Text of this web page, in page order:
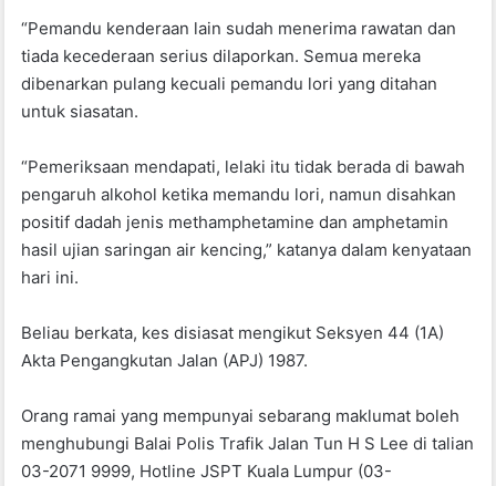
“Pemandu kenderaan lain sudah menerima rawatan dan
tiada kecederaan serius dilaporkan. Semua mereka
dibenarkan pulang kecuali pemandu lori yang ditahan
untuk siasatan.
“Pemeriksaan mendapati, lelaki itu tidak berada di bawah
pengaruh alkohol ketika memandu lori, namun disahkan
positif dadah jenis methamphetamine dan amphetamin
hasil ujian saringan air kencing,” katanya dalam kenyataan
hari ini.
Beliau berkata, kes disiasat mengikut Seksyen 44 (1A)
Akta Pengangkutan Jalan (APJ) 1987.
Orang ramai yang mempunyai sebarang maklumat boleh
menghubungi Balai Polis Trafik Jalan Tun H S Lee di talian
03-2071 9999, Hotline JSPT Kuala Lumpur (03-